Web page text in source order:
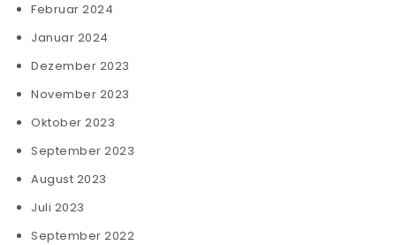
Februar 2024
Januar 2024
Dezember 2023
November 2023
Oktober 2023
September 2023
August 2023
Juli 2023
September 2022